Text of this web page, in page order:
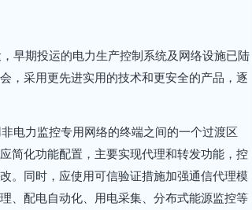
早期投运的电力生产控制系统及网络设施已陆
，采用更先进实用的技术和更安全的产品，逐
电力监控专用网络的终端之间的一个过渡区
简化功能配置，主要实现代理和转发功能，控
。同时，应使用可信验证措施加强通信代理模
、配电自动化、用电采集、分布式能源监控等